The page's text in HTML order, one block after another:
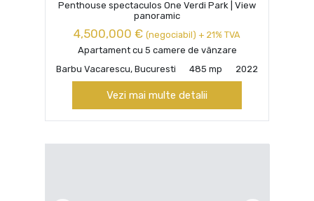
Penthouse spectaculos One Verdi Park | View
panoramic
4,500,000 € (negociabil) + 21% TVA
Apartament cu 5 camere de vânzare
Barbu Vacarescu, Bucuresti
485 mp 2022
Vezi mai multe detalii